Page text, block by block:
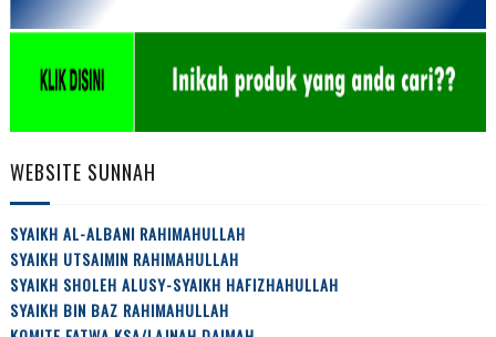
WEBSITE SUNNAH
SYAIKH AL-ALBANI RAHIMAHULLAH
SYAIKH UTSAIMIN RAHIMAHULLAH
SYAIKH SHOLEH ALUSY-SYAIKH HAFIZHAHULLAH
SYAIKH BIN BAZ RAHIMAHULLAH